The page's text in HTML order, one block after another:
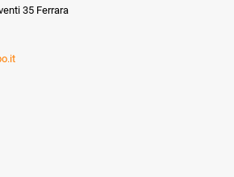
35 Ferrara